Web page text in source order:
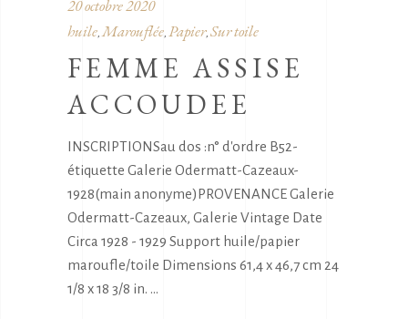
20 octobre 2020
huile Marouflée Papier, Sur toile
FEMME ASSISE
ACCOUDEE
INSCRIPTIONSau dos :n° d'ordre B52-
étiquette Galerie Odermatt-Cazeaux-
1928(main anonyme)PROVENANCE Galerie
Odermatt-Cazeaux, Galerie Vintage Date
Circa 1928 - 1929 Support huile/papier
maroufle/toile Dimensions 61,4 x 46,7 cm 24
1/8 x 18 3/8 in.